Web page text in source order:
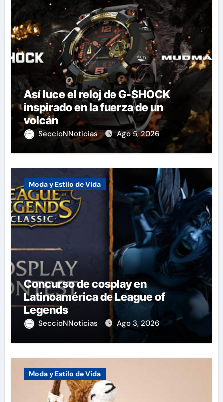
Así luce el reloj de G-SHOCK
inspirado en la fuerza de un
volcán
SeccioNNoticias Ago 5, 2026
Moda y Estilo de Vida
Concurso de cosplay en
Latinoamérica de League of
Legends
SeccioNNoticias Ago 3, 2026
Moda y Estilo de Vida